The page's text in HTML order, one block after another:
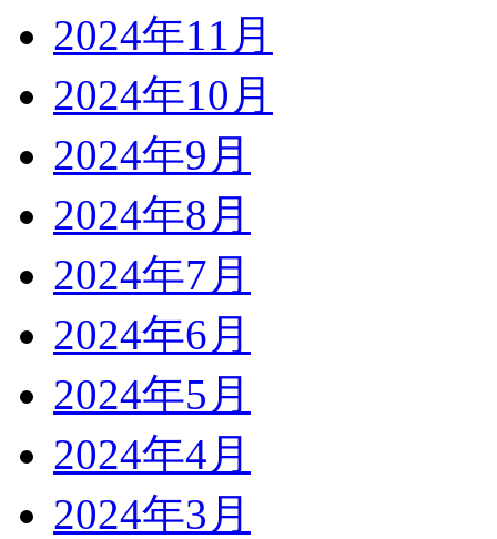
2024年11月
2024年10月
2024年9月
2024年8月
2024年7月
2024年6月
2024年5月
2024年4月
2024年3月